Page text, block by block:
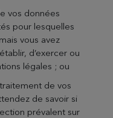
vos données
pour lesquelles
vous avez
d’exercer ou
légales ; ou
de vos
de savoir si
prévalent sur